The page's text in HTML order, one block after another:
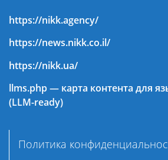
https://nikk.agency/
https://news.nikk.co.il/
https://nikk.ua/
llms.php — карта контента для
(LLM-ready)
Политика